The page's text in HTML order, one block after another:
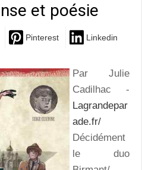
et poésie
Pinterest Linkedin
Par Julie
Cadilhac -
Lagrandepar
ade.fr/
Décidément
le duo